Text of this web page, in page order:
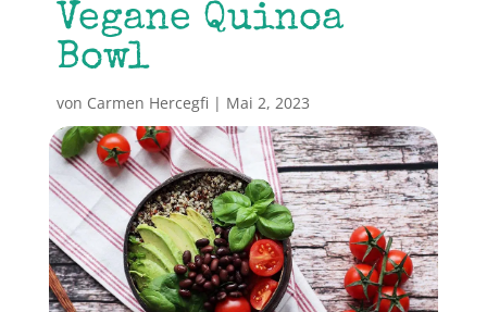
Vegane Quinoa
Bowl
von Carmen Hercegfi | Mai 2, 2023